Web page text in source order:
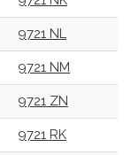
9721 NL
9721 NM
9721 ZN
9721 RK